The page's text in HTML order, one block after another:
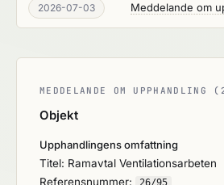
2026-07-03 Meddelande om
MEDDELANDE OM
Objekt
Upphandlingens omfattning
Titel: Ramavtal Ventilationsarbeten
Referensnummer:
26/95